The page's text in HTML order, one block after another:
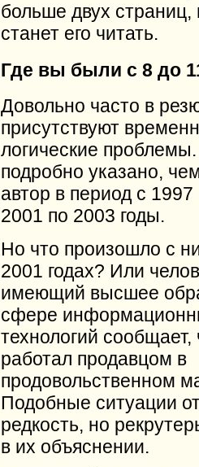
больше двух страниц,
станет его читать.
Где вы были с 8 до
Довольно часто в
присутствуют
логические
подробно указано,
автор в период с
2001 по 2003 годы.
Но что произошло с
2001 годах? Или
имеющий высшее
сфере
технологий сообщает,
работал продавцом в
продовольственном
Подобные ситуации
редкость, но
в их объяснении.